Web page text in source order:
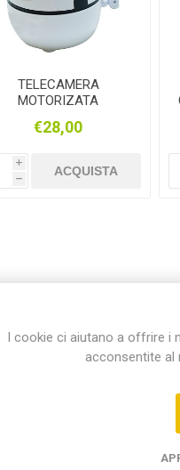
TELECAMERA
MOTORIZATA
MICROSD
€28,00
i
h
ACQUISTA
I cookie ci aiutano a offrire i
acconsentite al